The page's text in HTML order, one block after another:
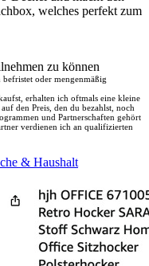
welches perfekt zum
zu können
oder mengenmäßig
erhalten ich oftmals eine kleine
den Preis, den du bezahlst, noch
und Partnerschaften gehört
verdienen ich an qualifizierten
& Haushalt